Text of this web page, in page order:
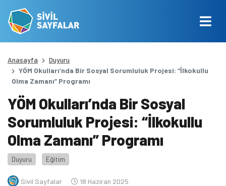
Anasayfa
Duyuru
YÖM Okulları’nda Bir Sosyal Sorumluluk Projesi: “İlkokullu
Olma Zamanı” Programı
YÖM Okulları’nda Bir Sosyal
Sorumluluk Projesi: “İlkokullu
Olma Zamanı” Programı
Duyuru Eğitim
Sivil Sayfalar 18 Haziran 2025